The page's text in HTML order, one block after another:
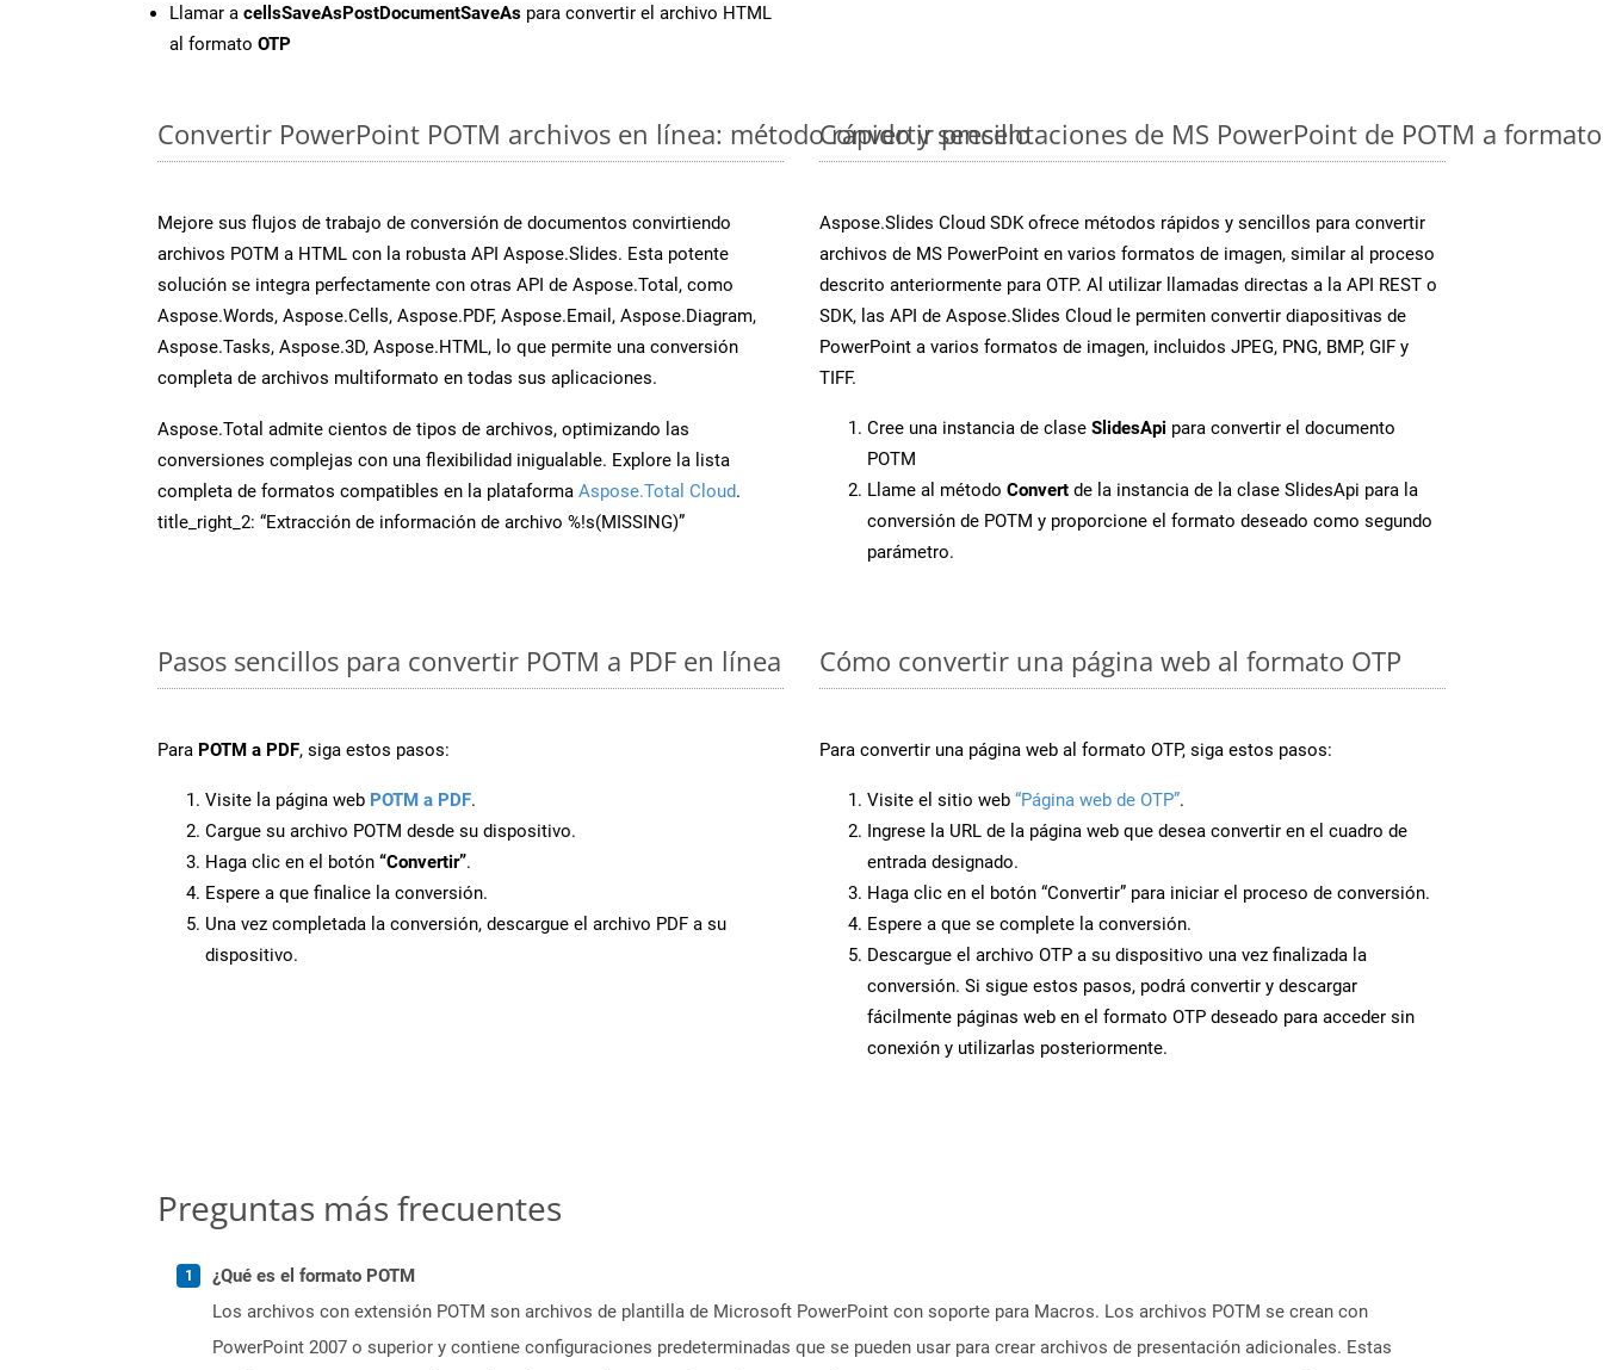
Llamar a cellsSaveAsPostDocumentSaveAs para convertir el archivo HTML
al formato OTP
Convertir PowerPoint POTM archivos en línea: método rápido y sencillo
Mejore sus flujos de trabajo de conversión de documentos convirtiendo
archivos POTM a HTML con la robusta API Aspose.Slides. Esta potente
solución se integra perfectamente con otras API de Aspose.Total, como
Aspose.Words, Aspose.Cells, Aspose.PDF, Aspose.Email, Aspose.Diagram,
Aspose.Tasks, Aspose.3D, Aspose.HTML, lo que permite una conversión
completa de archivos multiformato en todas sus aplicaciones.
Aspose.Total admite cientos de tipos de archivos, optimizando las
conversiones complejas con una flexibilidad inigualable. Explore la lista
completa de formatos compatibles en la plataforma Aspose.Total Cloud.
title_right_2: “Extracción de información de archivo %!s(MISSING)”
Convertir presentaciones de MS PowerPoint de POTM a
Aspose.Slides Cloud SDK ofrece métodos rápidos y sencillos para convertir
archivos de MS PowerPoint en varios formatos de imagen, similar al proceso
descrito anteriormente para OTP. Al utilizar llamadas directas a la API REST o
SDK, las API de Aspose.Slides Cloud le permiten convertir diapositivas de
PowerPoint a varios formatos de imagen, incluidos JPEG, PNG, BMP, GIF y
TIFF.
Cree una instancia de clase SlidesApi para convertir el documento
POTM
Llame al método Convert de la instancia de la clase SlidesApi para la
conversión de POTM y proporcione el formato deseado como segundo
parámetro.
Pasos sencillos para convertir POTM a PDF en línea
Para POTM a PDF, siga estos pasos:
Visite la página web POTM a PDF.
Cargue su archivo POTM desde su dispositivo.
Haga clic en el botón “Convertir”.
Espere a que finalice la conversión.
Una vez completada la conversión, descargue el archivo PDF a su
dispositivo.
Cómo convertir una página web al formato OTP
Para convertir una página web al formato OTP, siga estos pasos:
Visite el sitio web “Página web de OTP”.
Ingrese la URL de la página web que desea convertir en el cuadro de
entrada designado.
Haga clic en el botón “Convertir” para iniciar el proceso de conversión.
Espere a que se complete la conversión.
Descargue el archivo OTP a su dispositivo una vez finalizada la
conversión. Si sigue estos pasos, podrá convertir y descargar
fácilmente páginas web en el formato OTP deseado para acceder sin
conexión y utilizarlas posteriormente.
Preguntas más frecuentes
¿Qué es el formato POTM
Los archivos con extensión POTM son archivos de plantilla de Microsoft PowerPoint con soporte para Macros. Los archivos POTM se crean con
PowerPoint 2007 o superior y contiene configuraciones predeterminadas que se pueden usar para crear archivos de presentación adicionales. Estas